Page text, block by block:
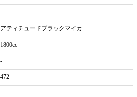
-
アティチュードブラックマイカ
1800cc
-
472
-